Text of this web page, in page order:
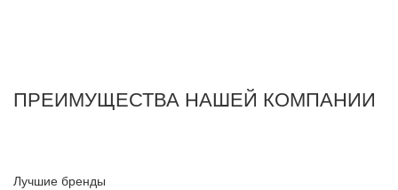
ПРЕИМУЩЕСТВА НАШЕЙ КОМПАНИИ
Лучшие бренды